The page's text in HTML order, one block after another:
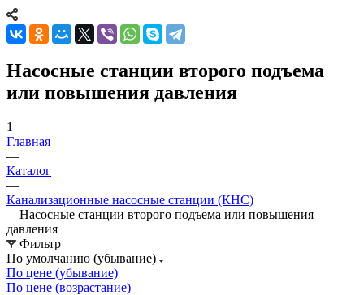
Насосные cтанции второго подъема
или повышения давления
1
Главная
—
Каталог
—
Канализационные насосные станции (КНС)
—Насосные cтанции второго подъема или повышения
давления
Фильтр
По умолчанию (убывание)
По цене (убывание)
По цене (возрастание)